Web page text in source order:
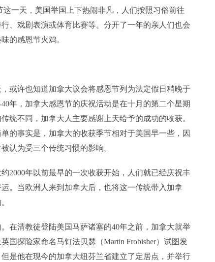
一天，美国举国上下热闹非凡，人们按照习俗前往
、戏剧表演或体育比赛等。分开了一年的亲人们也会
的感恩节火鸡。
许也知道加拿大议会将感恩节列为法定假日稍晚于
年，加拿大感恩节的庆祝活动是在十月的第二个星期
统不同，加拿大人主要感谢上天给予的成功的收获。
的事实是，加拿大的收获季节相对于美国早一些，因
认为受三个传统习惯的影响。
年以前最早的一次收获开始，人们就已经庆祝丰
。当欧洲人来到加拿大后，也将这一传统带入加拿
清教徒登陆美国马萨诸塞的40年之前，加拿大就举
国探险家命名马钉法贝瑟（Martin Frobisher）试图发
是他在现今的加拿大纽芬兰省建立了定居点，并举行